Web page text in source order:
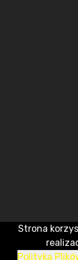
CMS & Hosting: Nefeni
Strona
Polityką